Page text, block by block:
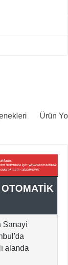
Ürün
Sanayi
alanda